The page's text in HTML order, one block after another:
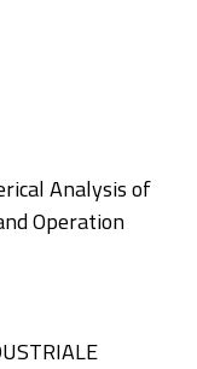
Analysis of
Operation